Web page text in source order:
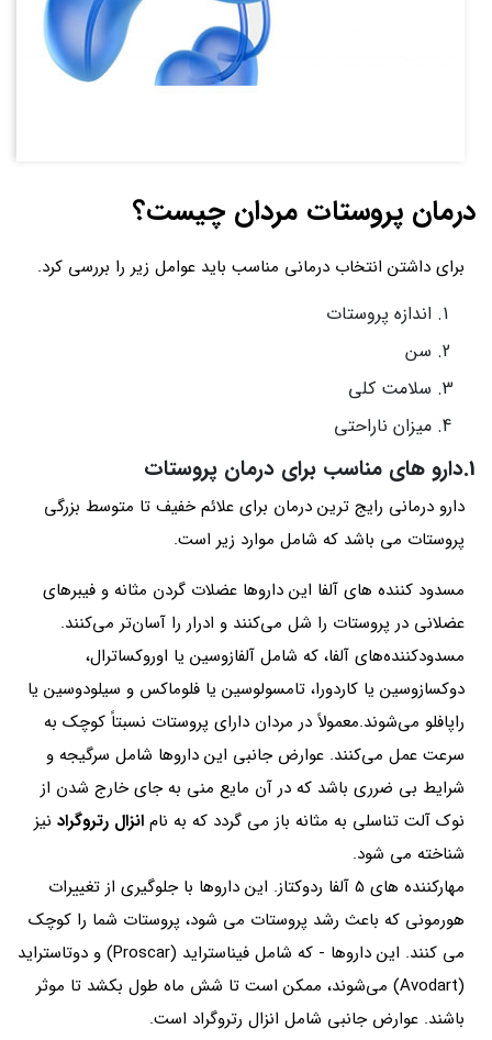
درمان پروستات مردان چیست؟
برای داشتن انتخاب درمانی مناسب باید عوامل زیر را بررسی کرد.
اندازه پروستات
سن
سلامت کلی
میزان ناراحتی
1.دارو های مناسب برای درمان پروستات
دارو درمانی رایج ترین درمان برای علائم خفیف تا متوسط ​​بزرگی
پروستات می باشد که شامل موارد زیر است.
مسدود کننده های آلفا این داروها عضلات گردن مثانه و فیبرهای
عضلانی در پروستات را شل می‌کنند و ادرار را آسان‌تر می‌کنند.
مسدودکننده‌های آلفا، که شامل آلفازوسین یا اوروکساترال،
دوکسازوسین یا کاردورا، تامسولوسین یا فلوماکس و سیلودوسین یا
راپافلو می‌شوند.معمولاً در مردان دارای پروستات نسبتاً کوچک به
سرعت عمل می‌کنند. عوارض جانبی این داروها شامل سرگیجه و
شرایط بی ضرری باشد که در آن مایع منی به جای خارج شدن از
نوک آلت تناسلی به مثانه باز می گردد که به نام انزال رتروگراد نیز
شناخته می شود.
مهارکننده های 5 آلفا ردوکتاز. این داروها با جلوگیری از تغییرات
هورمونی که باعث رشد پروستات می شود، پروستات شما را کوچک
می کنند. این داروها - که شامل فیناستراید (Proscar) و دوتاستراید
(Avodart) می‌شوند، ممکن است تا شش ماه طول بکشد تا موثر
باشند. عوارض جانبی شامل انزال رتروگراد است.